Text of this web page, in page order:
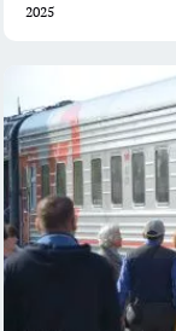
2025